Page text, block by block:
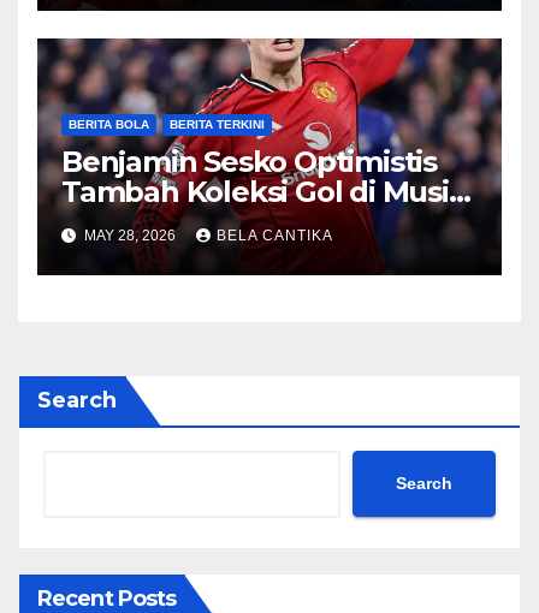
BERITA BOLA BERITA TERKINI
Benjamin Sesko Optimistis
Tambah Koleksi Gol di Musim
2026/27
MAY 28, 2026 BELA CANTIKA
Search
Search
Recent Posts